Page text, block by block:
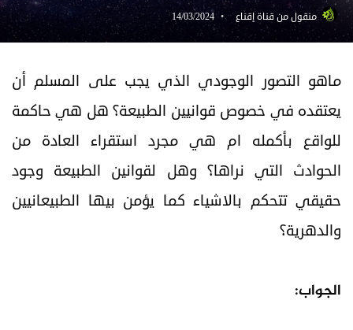
منقول من قناة إقناع 14/03/2024
ماهو التصور الوجودي الذي يجب على المسلم أن
يعتقده في خصوص قوانيين الطبيعة؟هل هي حاكمة
للواقع بأكمله ام هي مجرد استقراء العادة من
الحوادث التي نراها؟ وهل لقوانين الطبيعة وجود
حقيقي تتحكم بالاشياء كما يؤمن بيها الطبيعانيين
والدهرية؟
الجواب: